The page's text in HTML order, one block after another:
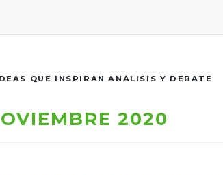
QUE INSPIRAN ANÁLISIS Y DEBATE
2020